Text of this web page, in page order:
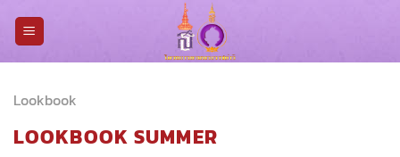
Lookbook
LOOKBOOK SUMMER